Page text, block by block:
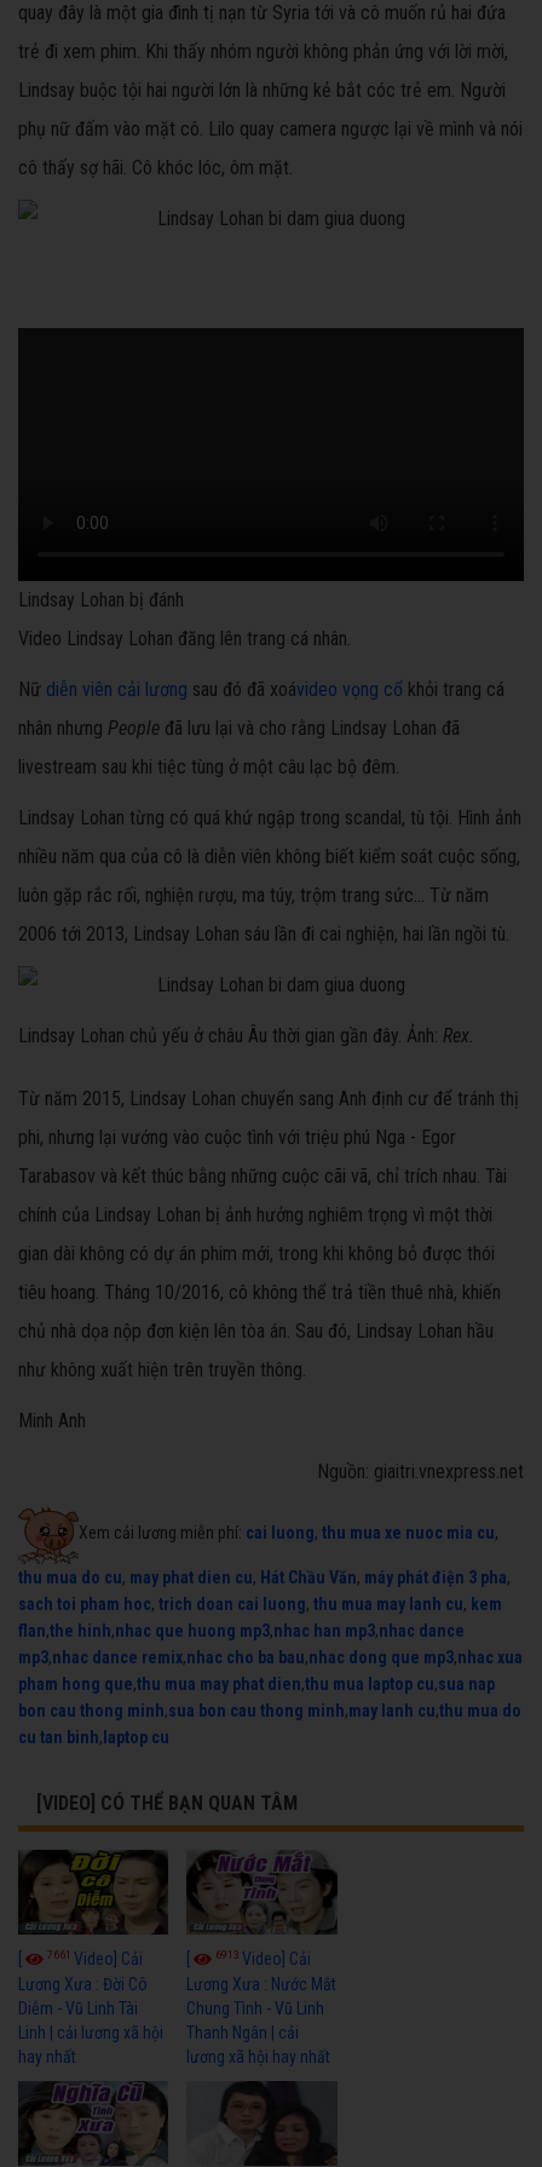
quay đây là một gia đình tị nạn từ Syria tới và cô muốn rủ hai đứa
trẻ đi xem phim. Khi thấy nhóm người không phản ứng với lời mời,
Lindsay buộc tội hai người lớn là những kẻ bắt cóc trẻ em. Người
phụ nữ đấm vào mặt cô. Lilo quay camera ngược lại về mình và nói
cô thấy sợ hãi. Cô khóc lóc, ôm mặt.
Lindsay Lohan bị đánh
Video Lindsay Lohan đăng lên trang cá nhân.
Nữ diễn viên cải lương sau đó đã xoávideo vọng cổ khỏi trang cá
nhân nhưng People đã lưu lại và cho rằng Lindsay Lohan đã
livestream sau khi tiệc tùng ở một câu lạc bộ đêm.
Lindsay Lohan từng có quá khứ ngập trong scandal, tù tội. Hình ảnh
nhiều năm qua của cô là diễn viên không biết kiểm soát cuộc sống,
luôn gặp rắc rối, nghiện rượu, ma túy, trộm trang sức... Từ năm
2006 tới 2013, Lindsay Lohan sáu lần đi cai nghiện, hai lần ngồi tù.
Lindsay Lohan chủ yếu ở châu Âu thời gian gần đây. Ảnh: Rex.
Từ năm 2015, Lindsay Lohan chuyển sang Anh định cư để tránh thị
phi, nhưng lại vướng vào cuộc tình với triệu phú Nga - Egor
Tarabasov và kết thúc bằng những cuộc cãi vã, chỉ trích nhau. Tài
chính của Lindsay Lohan bị ảnh hưởng nghiêm trọng vì một thời
gian dài không có dự án phim mới, trong khi không bỏ được thói
tiêu hoang. Tháng 10/2016, cô không thể trả tiền thuê nhà, khiến
chủ nhà dọa nộp đơn kiện lên tòa án. Sau đó, Lindsay Lohan hầu
như không xuất hiện trên truyền thông.
Minh Anh
Nguồn: giaitri.vnexpress.net
Xem cải lương miễn phí: cai luong, thu mua xe nuoc mia cu,
thu mua do cu, may phat dien cu, Hát Chầu Văn, máy phát điện 3 pha,
sach toi pham hoc, trich doan cai luong, thu mua may lanh cu, kem
flan,the hinh,nhac que huong mp3,nhac han mp3,nhac dance
mp3,nhac dance remix,nhac cho ba bau,nhac dong que mp3,nhac xua
pham hong que,thu mua may phat dien,thu mua laptop cu,sua nap
bon cau thong minh,sua bon cau thong minh,may lanh cu,thu mua do
cu tan binh, laptop cu
[VIDEO] CÓ THỂ BẠN QUAN TÂM
7661 Video] Cải
Lương Xưa : Đời Cô
Diễm - Vũ Linh Tài
Linh | cải lương xã hội
hay nhất
6913Video] Cải
Lương Xưa : Nước Mắt
Chung Tình - Vũ Linh
Thanh Ngân | cải
lương xã hội hay nhất